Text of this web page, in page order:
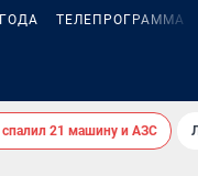
ТЕЛЕПРОГРАММА
21 машину и АЗС